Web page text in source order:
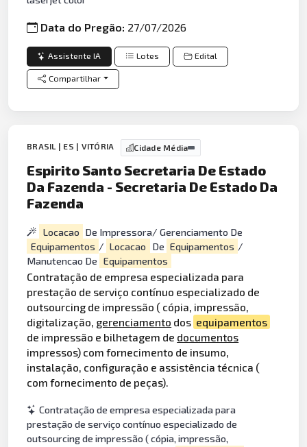
Data do Pregão: 27/07/2026
Assistente IA Lotes Edital
Compartilhar
BRASIL | ES | VITÓRIA Cidade Média
Espirito Santo Secretaria De Estado
Da Fazenda - Secretaria De Estado Da
Fazenda
Locacao De Impressora/ Gerenciamento De
Equipamentos / Locacao De Equipamentos /
Manutencao De Equipamentos
Contratação de empresa especializada para
prestação de serviço contínuo especializado de
outsourcing de impressão ( cópia, impressão,
digitalização, gerenciamento dos equipamentos
de impressão e bilhetagem de documentos
impressos) com fornecimento de insumo,
instalação, configuração e assistência técnica (
com fornecimento de peças).
Contratação de empresa especializada para
prestação de serviço contínuo especializado de
outsourcing de impressão ( cópia, impressão,